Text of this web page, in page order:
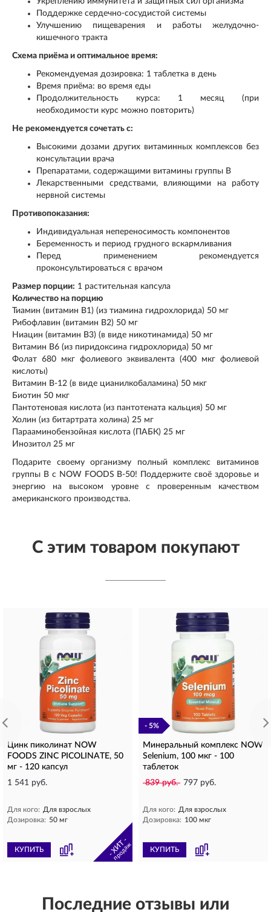
Поддержке сердечно-сосудистой системы
Улучшению пищеварения и работы желудочно-
кишечного тракта
Схема приёма и оптимальное время:
Рекомендуемая дозировка: 1 таблетка в день
Время приёма: во время еды
Продолжительность курса: 1 месяц (при
необходимости курс можно повторить)
Не рекомендуется сочетать с:
Высокими дозами других витаминных комплексов без
консультации врача
Препаратами, содержащими витамины группы В
Лекарственными средствами, влияющими на работу
нервной системы
Противопоказания:
Индивидуальная непереносимость компонентов
Беременность и период грудного вскармливания
Перед применением рекомендуется
проконсультироваться с врачом
Размер порции: 1 растительная капсула
Количество на порцию
Тиамин (витамин B1) (из тиамина гидрохлорида) 50 мг
Рибофлавин (витамин B2) 50 мг
Ниацин (витамин B3) (в виде никотинамида) 50 мг
Витамин B6 (из пиридоксина гидрохлорида) 50 мг
Фолат 680 мкг фолиевого эквивалента (400 мкг фолиевой
кислоты)
Витамин B-12 (в виде цианилкобаламина) 50 мкг
Биотин 50 мкг
Пантотеновая кислота (из пантотената кальция) 50 мг
Холин (из битартрата холина) 25 мг
Парааминобензойная кислота (ПАБК) 25 мг
Инозитол 25 мг
Подарите своему организму полный комплекс витаминов
группы В с NOW FOODS В-50! Поддержите своё здоровье и
энергию на высоком уровне с проверенным качеством
американского производства.
С этим товаром покупают
Цинк пиколинат NOW
FOODS ZINC PICOLINATE, 50
мг - 120 капсул
1 541 руб.
Для кого: Для взрослых
Дозировка: 50 мг
КУПИТЬ - ХИТ -
продаж
- 5%
Минеральный комплекс NOW
Selenium, 100 мкг - 100
таблеток
839 руб. 797 руб.
Для кого: Для взрослых
Дозировка: 100 мкг
КУПИТЬ
Последние отзывы или